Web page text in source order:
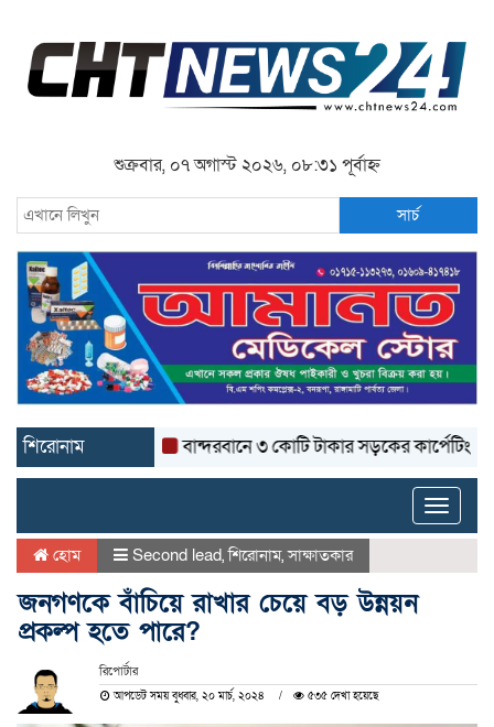
শুক্রবার, ০৭ অগাস্ট ২০২৬, ০৮:৩১ পূর্বাহ্ন
সার্চ
শিরোনাম বান্দরবানে ৩ কোটি টাকার সড়কের কার্পেটিং উঠে যাচ্ছে
Toggle
হোম Second lead,শিরোনাম,সাক্ষাতকার
জনগণকে বাঁচিয়ে রাখার চেয়ে বড় উন্নয়ন
প্রকল্প হতে পারে?
রিপোর্টার
আপডেট সময় বুধবার, ২০ মার্চ, ২০২৪ ৫৩৫ দেখা হয়েছে